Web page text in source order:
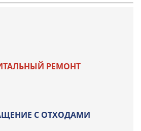
РЕМОНТ
С ОТХОДАМИ